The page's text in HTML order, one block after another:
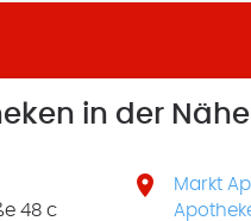
in der Nähe
48 c

Markt